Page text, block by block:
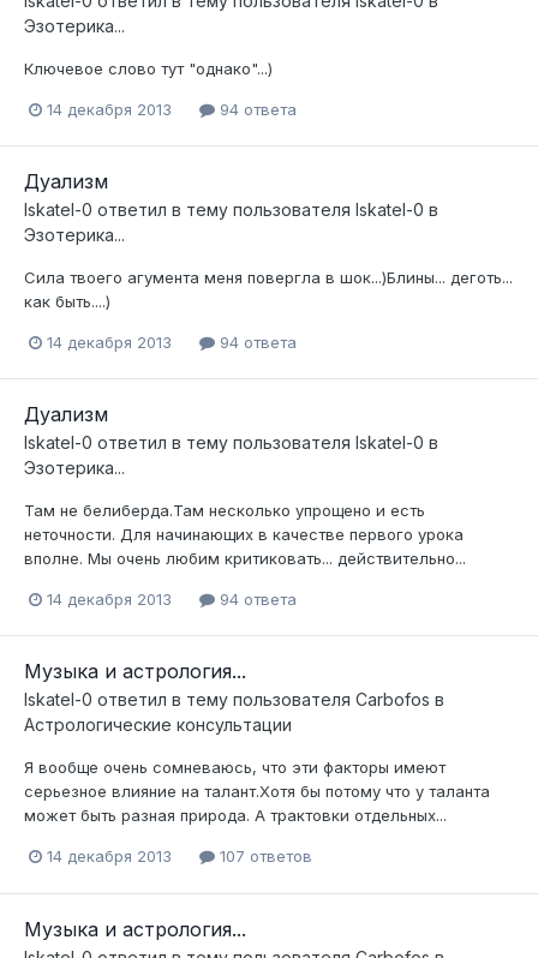
Эзотерика...
Ключевое слово тут "однако"...)
14 декабря 2013 94 ответа
Дуализм
Iskatel-0 ответил в тему пользователя Iskatel-0 в
Эзотерика...
Сила твоего агумента меня повергла в шок...)Блины... деготь...
как быть....)
14 декабря 2013 94 ответа
Дуализм
Iskatel-0 ответил в тему пользователя Iskatel-0 в
Эзотерика...
Там не белиберда.Там несколько упрощено и есть
неточности. Для начинающих в качестве первого урока
вполне. Мы очень любим критиковать... действительно...
14 декабря 2013 94 ответа
Музыка и астрология...
Iskatel-0 ответил в тему пользователя Carbofos в
Астрологические консультации
Я вообще очень сомневаюсь, что эти факторы имеют
серьезное влияние на талант.Хотя бы потому что у таланта
может быть разная природа. А трактовки отдельных...
14 декабря 2013 107 ответов
Музыка и астрология...